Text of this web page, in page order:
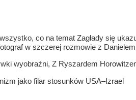
co na temat Zagłady się
w szczerej rozmowie z
wyobraźni, Z Ryszardem
jako filar stosunków USA–Izrael